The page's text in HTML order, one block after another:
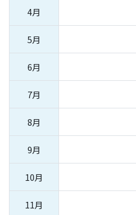
4月
5月
6月
7月
8月
9月
10月
11月